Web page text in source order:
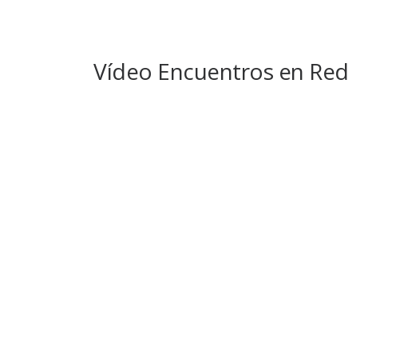
Vídeo Encuentros en Red